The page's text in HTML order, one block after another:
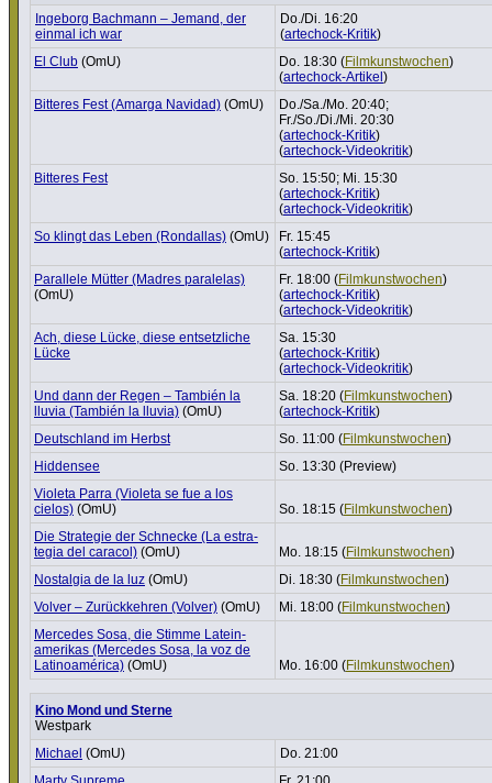
Ingeborg Bachmann – Jemand, der
einmal ich war
Do./Di. 16:20
(artechock-Kritik)
El Club (OmU) Do. 18:30 (Film­kunst­wo­chen)
(artechock-Artikel)
Bitteres Fest (Amarga Navidad) (OmU)
Do./Sa./Mo. 20:40;
Fr./So./Di./Mi. 20:30
(artechock-Kritik)
(artechock-Videokritik)
Bitteres Fest
So. 15:50; Mi. 15:30
(artechock-Kritik)
(artechock-Videokritik)
So klingt das Leben (Rondallas) (OmU)
Fr. 15:45
(artechock-Kritik)
Parallele Mütter (Madres paralelas)
(OmU)
Fr. 18:00 (Film­kunst­wo­chen)
(artechock-Kritik)
(artechock-Videokritik)
Ach, diese Lücke, diese entsetz­liche
Lücke
Sa. 15:30
(artechock-Kritik)
(artechock-Videokritik)
Und dann der Regen – También la
lluvia (También la lluvia) (OmU)
Sa. 18:20 (Film­kunst­wo­chen)
(artechock-Kritik)
Deutsch­land im Herbst
So. 11:00 (Film­kunst­wo­chen)
Hiddensee
So. 13:30 (Preview)
Violeta Parra (Violeta se fue a los
cielos) (OmU) So. 18:15 (Film­kunst­wo­chen)
Die Strategie der Schnecke (La estra­
tegia del caracol) (OmU) Mo. 18:15 (Film­kunst­wo­chen)
Nostalgia de la luz (OmU) Di. 18:30 (Film­kunst­wo­chen)
Volver – Zurück­kehren (Volver) (OmU) Mi. 18:00 (Film­kunst­wo­chen)
Mercedes Sosa, die Stimme Latein­
ame­rikas (Mercedes Sosa, la voz de
Lati­no­américa) (OmU) Mo. 16:00 (Film­kunst­wo­chen)
Kino Mond und Sterne
Westpark
Michael (OmU)
Do. 21:00